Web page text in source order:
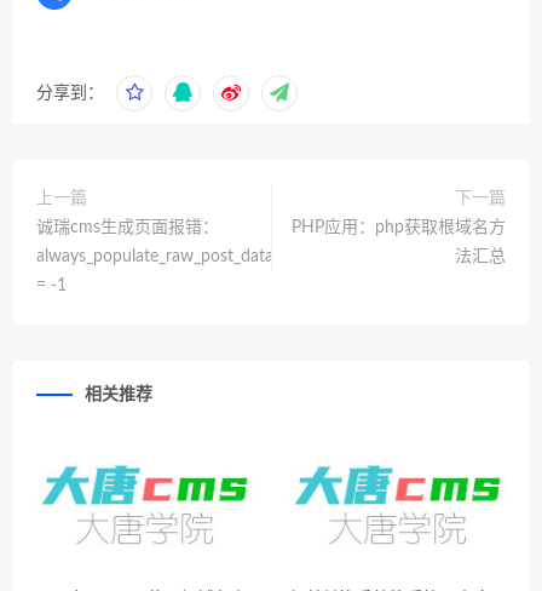
分享到：
上一篇
诚瑞cms生成页面报错：
always_populate_raw_post_data
= -1
下一篇
PHP应用：php获取根域名方
法汇总
相关推荐